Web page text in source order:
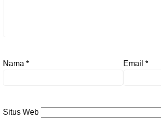
Nama * Email *
Situs Web